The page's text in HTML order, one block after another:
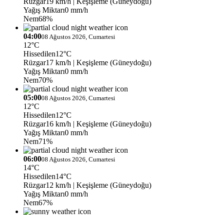
Yağış Miktarı0 mm/h
Nem68%
04:0008 Ağustos 2026, Cumartesi
12°C
Hissedilen12°C
Rüzgar17 km/h | Keşişleme (Güneydoğu)
Yağış Miktarı0 mm/h
Nem70%
05:0008 Ağustos 2026, Cumartesi
12°C
Hissedilen12°C
Rüzgar16 km/h | Keşişleme (Güneydoğu)
Yağış Miktarı0 mm/h
Nem71%
06:0008 Ağustos 2026, Cumartesi
14°C
Hissedilen14°C
Rüzgar12 km/h | Keşişleme (Güneydoğu)
Yağış Miktarı0 mm/h
Nem67%